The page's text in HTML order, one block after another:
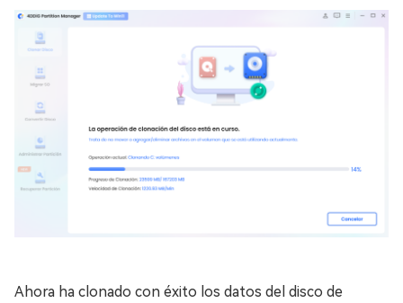
Ahora ha clonado con éxito los datos del disco de